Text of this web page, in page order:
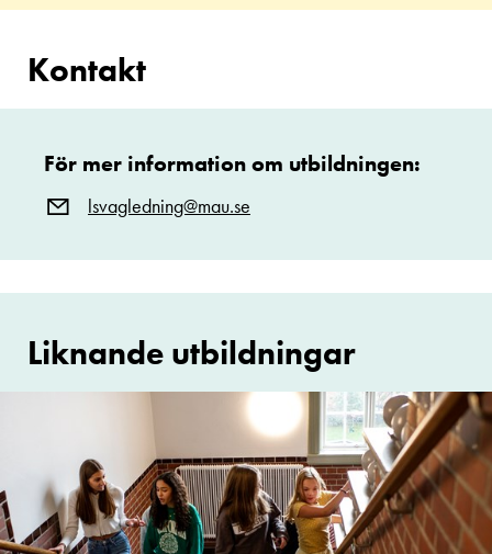
Kontakt
För mer information om utbildningen:
lsvagledning@mau.se
Liknande utbildningar